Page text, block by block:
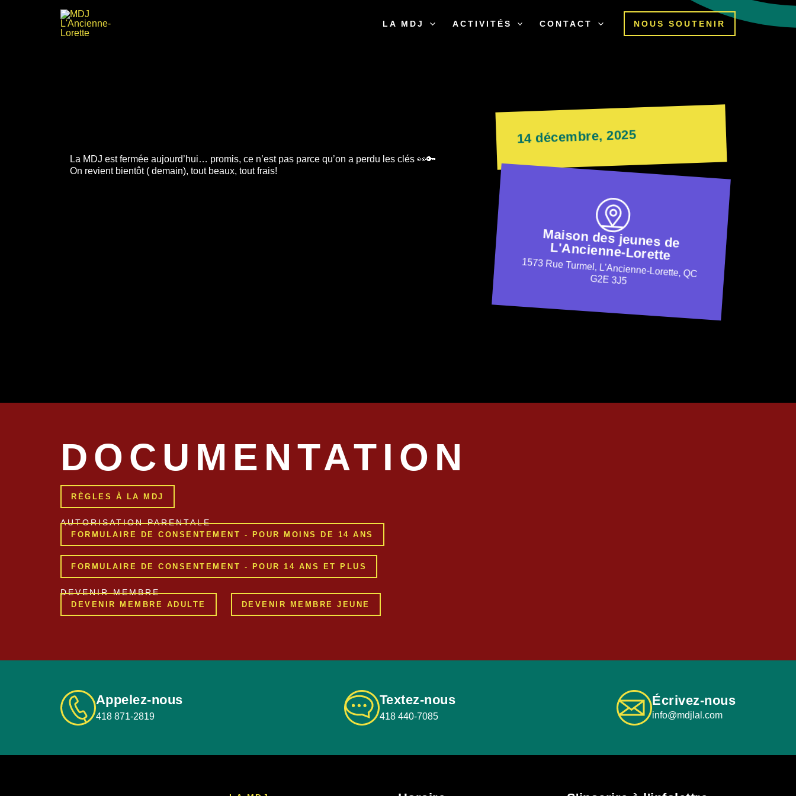
LA MDJ ACTIVITÉS CONTACT NOUS SOUTENIR
La MDJ est fermée aujourd’hui… promis, ce n’est pas parce qu’on a perdu les clés 👀🔑
On revient bientôt ( demain), tout beaux, tout frais!
14 décembre, 2025
Maison des jeunes de
L'Ancienne-Lorette
1573 Rue Turmel, L'Ancienne-Lorette, QC
G2E 3J5
DOCUMENTATION
RÈGLES À LA MDJ
AUTORISATION PARENTALE
FORMULAIRE DE CONSENTEMENT - POUR MOINS DE 14 ANS
FORMULAIRE DE CONSENTEMENT - POUR 14 ANS ET PLUS
DEVENIR MEMBRE
DEVENIR MEMBRE ADULTE DEVENIR MEMBRE JEUNE
Appelez-nous
418 871-2819
Textez-nous
418 440-7085
Écrivez-nous
info@mdjlal.com